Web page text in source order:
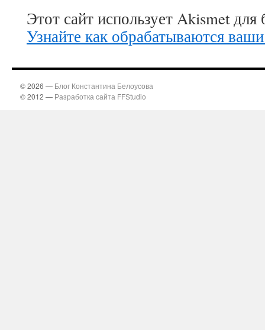
Этот сайт использует Akismet
Узнайте как обрабатываются
© 2026 — Блог Константина Белоусова
© 2012 — Разработка сайта FFStudio